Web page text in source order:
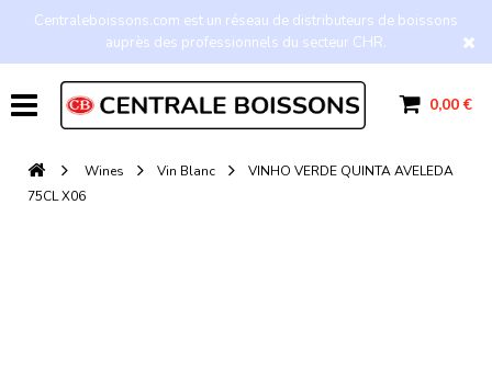
Centraleboissons.com est un réseau de distributeurs de boissons
auprès des professionnels du secteur CHR.
0,00 €
Wines Vin Blanc
VINHO VERDE QUINTA AVELEDA
75CL X06